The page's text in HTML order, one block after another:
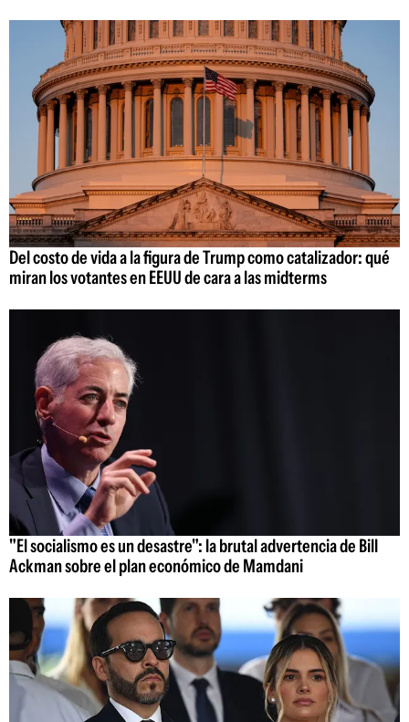
Del costo de vida a la figura de Trump como catalizador: qué
miran los votantes en EEUU de cara a las midterms
"El socialismo es un desastre": la brutal advertencia de Bill
Ackman sobre el plan económico de Mamdani